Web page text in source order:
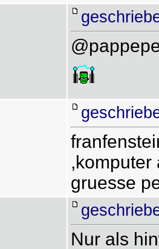
,komputer
gruesse
Nur als